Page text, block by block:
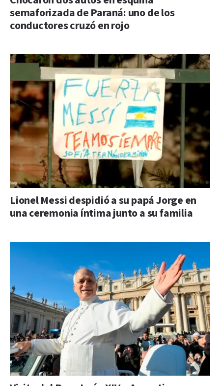
semaforizada de Paraná: uno de los
conductores cruzó en rojo
Lionel Messi despidió a su papá Jorge en
una ceremonia íntima junto a su familia